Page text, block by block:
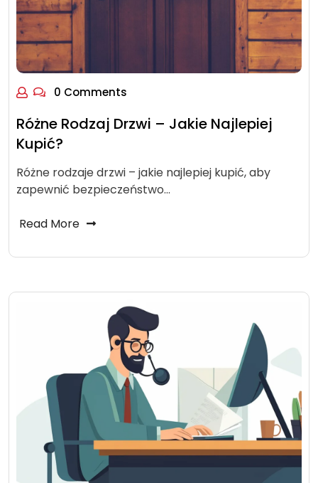
0 Comments
Różne Rodzaj Drzwi – Jakie Najlepiej
Kupić?
Różne rodzaje drzwi – jakie najlepiej kupić, aby
zapewnić bezpieczeństwo…
Read More